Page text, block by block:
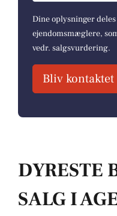
Dine oplysninger
ejendomsmæglere,
vedr. salgsvurdering.
Bliv kontaktet
DYRESTE
SALG I